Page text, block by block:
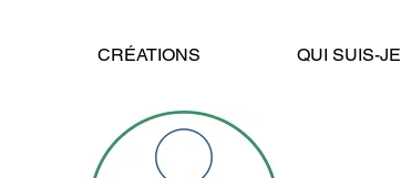
CRÉATIONS QUI SUIS-JE